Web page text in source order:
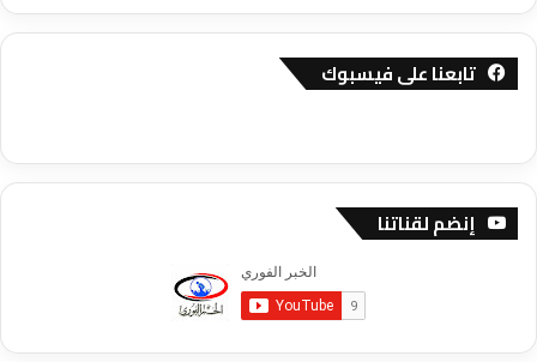
تابعنا على فيسبوك
إنضم لقناتنا